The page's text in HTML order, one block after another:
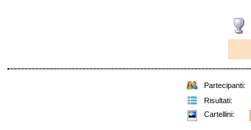
Partecipanti:
Risultati:
Cartellini: